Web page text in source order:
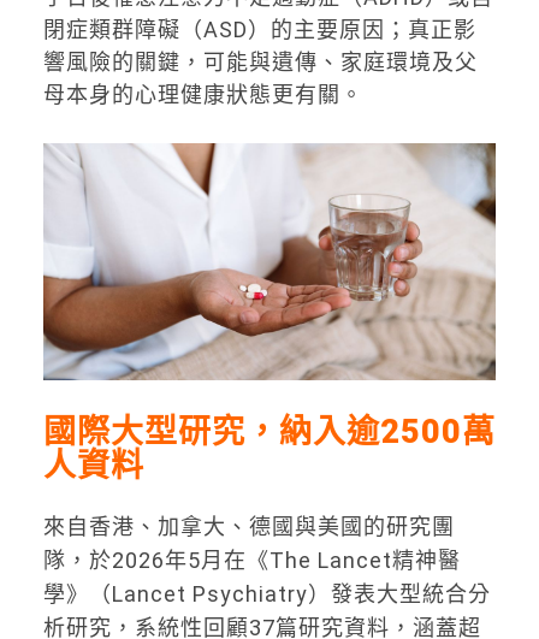
閉症類群障礙（ASD）的主要原因；真正影
響風險的關鍵，可能與遺傳、家庭環境及父
母本身的心理健康狀態更有關。
國際大型研究，納入逾2500萬
人資料
來自香港、加拿大、德國與美國的研究團
隊，於2026年5月在《The Lancet精神醫
學》（Lancet Psychiatry）發表大型統合分
析研究，系統性回顧37篇研究資料，涵蓋超